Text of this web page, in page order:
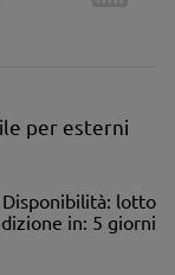
per esterni
Disponibilità: lotto
in: 5 giorni